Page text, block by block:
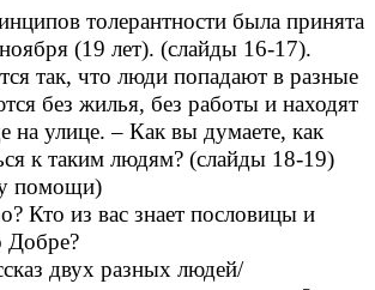
толерантности была принята
(19 лет). (слайды 16-17).
так, что люди попадают в разные
без жилья, без работы и находят
на улице. – Как вы думаете, как
к таким людям? (слайды 18-19)
помощи)
Кто из вас знает пословицы и
Добре?
двух разных людей/